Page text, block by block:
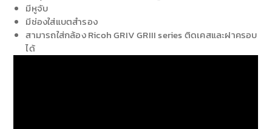
มีหูจับ
มีช่องใส่แบตสำรอง
สามารถใส่กล้อง Ricoh GRIV GRIII series ติดเคสและฝาครอบ
ได้